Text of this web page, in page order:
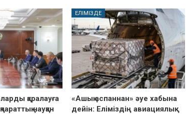
қаралауға
науқан
ЕЛІМІЗДЕ
«Ашық аспаннан» әуе хабына
дейін: Еліміздің авиациялық